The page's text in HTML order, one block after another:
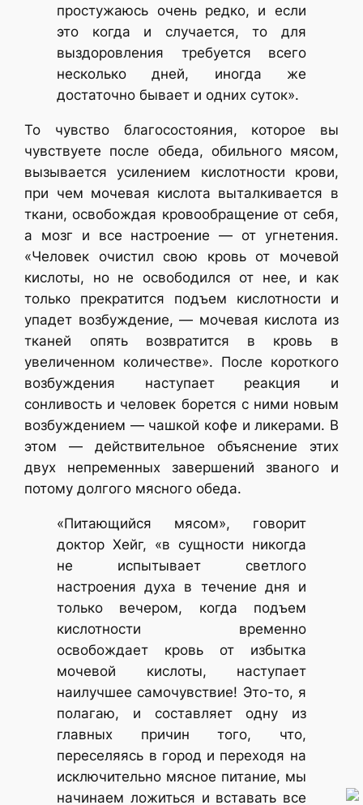
простужаюсь очень редко, и если
это когда и случается, то для
выздоровления требуется всего
несколько дней, иногда же
достаточно бывает и одних суток».
То чувство благосостояния, которое вы
чувствуете после обеда, обильного мясом,
вызывается усилением кислотности крови,
при чем мочевая кислота выталкивается в
ткани, освобождая кровообращение от себя,
а мозг и все настроение — от угнетения.
«Человек очистил свою кровь от мочевой
кислоты, но не освободился от нее, и как
только прекратится подъем кислотности и
упадет возбуждение, — мочевая кислота из
тканей опять возвратится в кровь в
увеличенном количестве». После короткого
возбуждения наступает реакция и
сонливость и человек борется с ними новым
возбуждением — чашкой кофе и ликерами. В
этом — действительное объяснение этих
двух непременных завершений званого и
потому долгого мясного обеда.
«Питающийся мясом», говорит
доктор Хейг, «в сущности никогда
не испытывает светлого
настроения духа в течение дня и
только вечером, когда подъем
кислотности временно
освобождает кровь от избытка
мочевой кислоты, наступает
наилучшее самочувствие! Это-то, я
полагаю, и составляет одну из
главных причин того, что,
переселяясь в город и переходя на
исключительно мясное питание, мы
начинаем ложиться и вставать все